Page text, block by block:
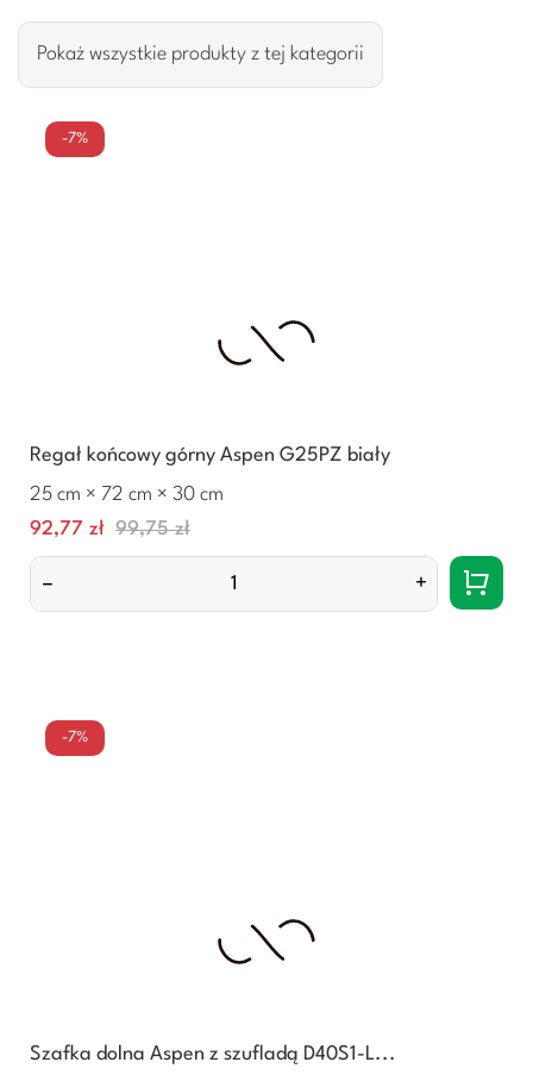
Pokaż wszystkie produkty z tej kategorii
-7%
Regał końcowy górny Aspen G25PZ biały
25 cm × 72 cm × 30 cm
Cena
92,77 zł Normalna
cena
99,75 zł
– +
-7%
Szafka dolna Aspen z szufladą D40S1-L...